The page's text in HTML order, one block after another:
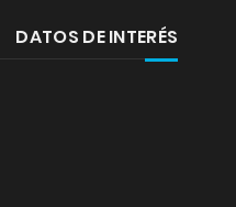
DATOS DE INTERÉS